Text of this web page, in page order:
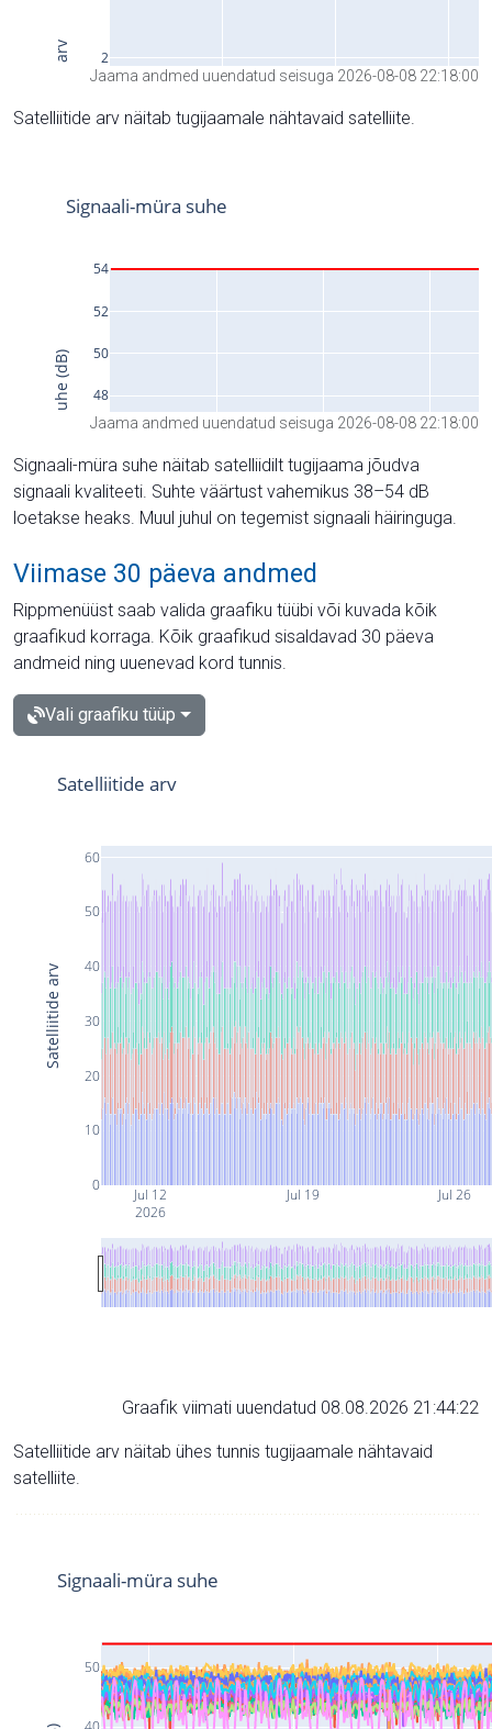
Jaama andmed uuendatud seisuga 2026-08-08 22:18:00
Satelliitide arv näitab tugijaamale nähtavaid satelliite.
Jaama andmed uuendatud seisuga 2026-08-08 22:18:00
Signaali-müra suhe näitab satelliidilt tugijaama jõudva
signaali kvaliteeti. Suhte väärtust vahemikus 38–54 dB
loetakse heaks. Muul juhul on tegemist signaali häiringuga.
Viimase 30 päeva andmed
Rippmenüüst saab valida graafiku tüübi või kuvada kõik
graafikud korraga. Kõik graafikud sisaldavad 30 päeva
andmeid ning uuenevad kord tunnis.
Vali graafiku tüüp
Jul 12
2026
Jul 19 Jul 26
0
10
20
30
40
50
60
Satelliitide arv
Satelliitide arv
Graafik viimati uuendatud 08.08.2026 21:44:22
Satelliitide arv näitab ühes tunnis tugijaamale nähtavaid
satelliite.
50
Signaali-müra suhe